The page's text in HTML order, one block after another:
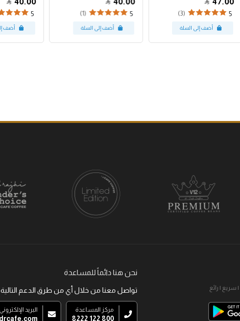
5
(3)
5
(1)
5
نحن هنا دائماً للمساعدة
تواصل معنا من خلال أي من طرق الدعم التالية
مركز المساعدة
800 122 8222
البريد